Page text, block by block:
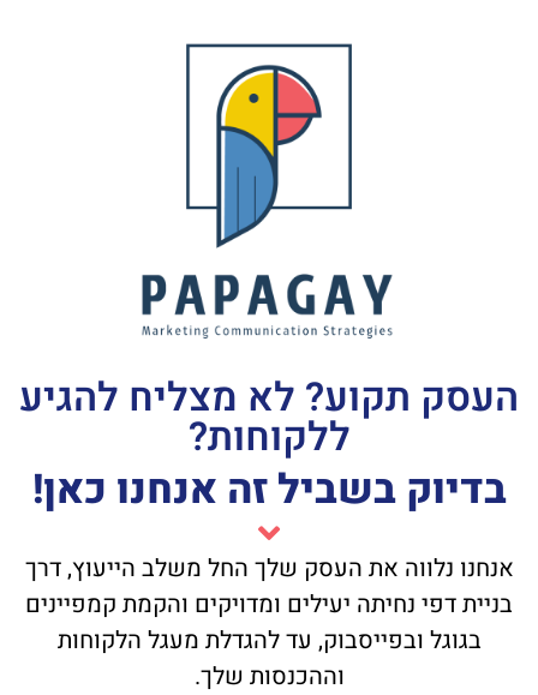
העסק תקוע? לא מצליח להגיע
ללקוחות?
בדיוק בשביל זה אנחנו כאן!
אנחנו נלווה את העסק שלך החל משלב הייעוץ, דרך
בניית דפי נחיתה יעילים ומדויקים והקמת קמפיינים
בגוגל ובפייסבוק, עד להגדלת מעגל הלקוחות
וההכנסות שלך.